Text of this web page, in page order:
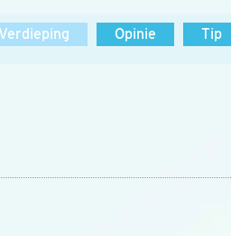
Verdieping Opinie Tip